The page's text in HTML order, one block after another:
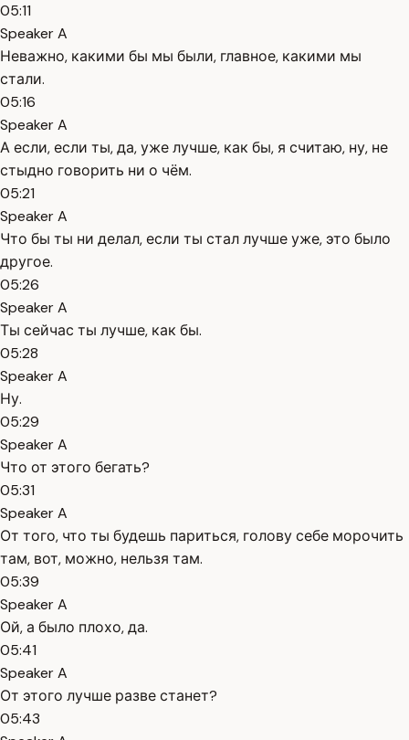
05:11
Speaker A
Неважно, какими бы мы были, главное, какими мы
стали.
05:16
Speaker A
А если, если ты, да, уже лучше, как бы, я считаю, ну, не
стыдно говорить ни о чём.
05:21
Speaker A
Что бы ты ни делал, если ты стал лучше уже, это было
другое.
05:26
Speaker A
Ты сейчас ты лучше, как бы.
05:28
Speaker A
Ну.
05:29
Speaker A
Что от этого бегать?
05:31
Speaker A
От того, что ты будешь париться, голову себе морочить
там, вот, можно, нельзя там.
05:39
Speaker A
Ой, а было плохо, да.
05:41
Speaker A
От этого лучше разве станет?
05:43